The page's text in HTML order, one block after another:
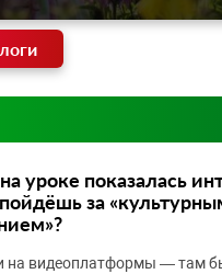
уроке показалась
за
на видеоплатформы — там